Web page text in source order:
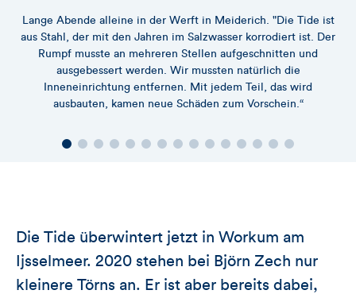
Lange Abende alleine in der Werft in Meiderich. "Die Tide ist
aus Stahl, der mit den Jahren im Salzwasser korrodiert ist. Der
Rumpf musste an mehreren Stellen aufgeschnitten und
ausgebessert werden. Wir mussten natürlich die
Inneneinrichtung entfernen. Mit jedem Teil, das wird
ausbauten, kamen neue Schäden zum Vorschein.“
Die Tide überwintert jetzt in Workum am
Ijsselmeer. 2020 stehen bei Björn Zech nur
kleinere Törns an. Er ist aber bereits dabei,